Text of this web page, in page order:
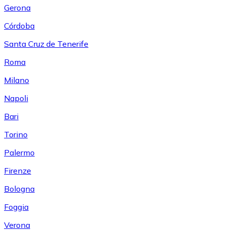
Gerona
Córdoba
Santa Cruz de Tenerife
Roma
Milano
Napoli
Bari
Torino
Palermo
Firenze
Bologna
Foggia
Verona